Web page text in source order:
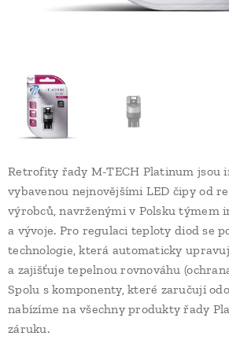
Retrofity řady M-TECH Platinum jsou
vybavenou nejnovějšími LED čipy od
výrobců, navrženými v Polsku týmem
a vývoje. Pro regulaci teploty diod se
technologie, která automaticky
a zajišťuje tepelnou rovnováhu
Spolu s komponenty, které zaručují
nabízíme na všechny produkty řady
záruku.